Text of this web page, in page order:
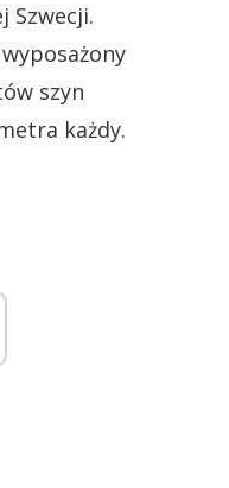
Szwecji.
szyn
każdy.